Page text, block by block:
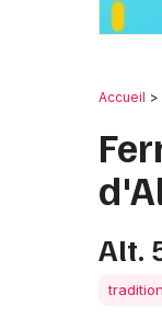
Accueil
Alt.
Ballon